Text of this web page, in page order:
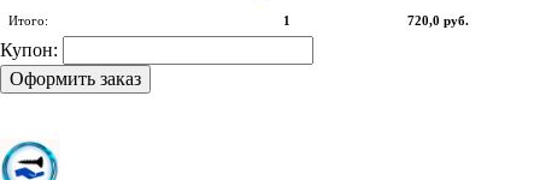
Итого: 1 720,0 руб.
Купон:
Оформить заказ